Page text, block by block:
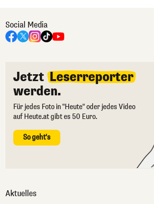
Social Media
Jetzt Leserreporter
werden.
Für jedes Foto in "Heute" oder jedes Video
auf Heute.at gibt es 50 Euro.
So geht's
Aktuelles